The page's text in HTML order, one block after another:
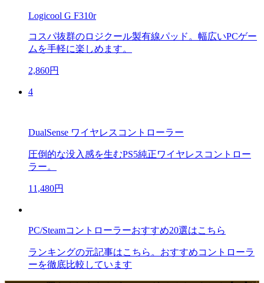
Logicool G F310r
コスパ抜群のロジクール製有線パッド。幅広いPCゲー
ムを手軽に楽しめます。
2,860円
4
DualSense ワイヤレスコントローラー
圧倒的な没入感を生むPS5純正ワイヤレスコントロー
ラー。
11,480円
PC/Steamコントローラーおすすめ20選はこちら
ランキングの元記事はこちら。おすすめコントローラ
ーを徹底比較しています